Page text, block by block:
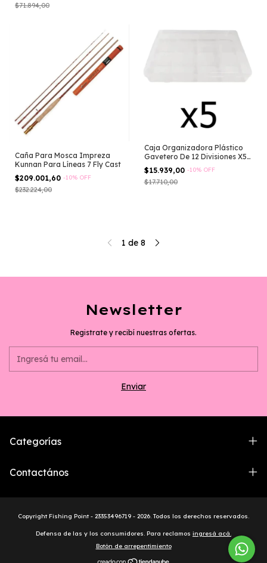
$71.894,00
Caña Para Mosca Impreza
Kunnan Para Líneas 7 Fly Cast
$209.001,60 -10% OFF
$232.224,00
Caja Organizadora Plástico
Gavetero De 12 Divisiones X5
Unid Transparente
$15.939,00 -10% OFF
$17.710,00
1 de 8
Newsletter
Registrate y recibí nuestras ofertas.
Categorías
Contactános
Copyright Fishing Point - 23353496719 - 2026. Todos los derechos reservados.
Defensa de las y los consumidores. Para reclamos ingresá acá.
Botón de arrepentimiento